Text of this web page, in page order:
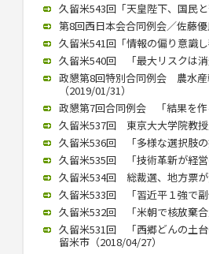
久留米543回「天皇陛下、国民
第8回西日本会合同例会／佐藤優
久留米541回「情報の偏り意識
久留米540回 「最大リスクは
政懇第8回特別合同例会 農水
（2019/01/31）
政懇第7回合同例会 「結果を作
久留米537回 東京大大学院教
久留米536回 「多様な選択肢
久留米535回 「技術革新が経
久留米534回 総裁選、地方票
久留米533回 「習近平１強で
久留米532回 「米朝で核放棄
久留米531回 「西郷どんの土
留米市（2018/04/27）